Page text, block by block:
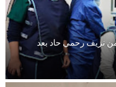
نزيف رحمي حاد بعد